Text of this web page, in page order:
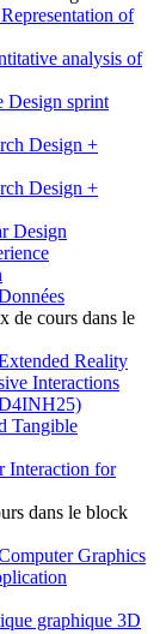
of
analysis of
Design sprint
Design +
Design +
Design
de cours dans le
Reality
Interactions
Tangible
Interaction for
dans le block
Graphics
graphique 3D